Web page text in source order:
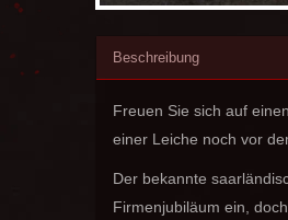
Beschreibung
Freuen Sie sich auf
einer Leiche noch vor
Der bekannte
Firmenjubiläum ein,